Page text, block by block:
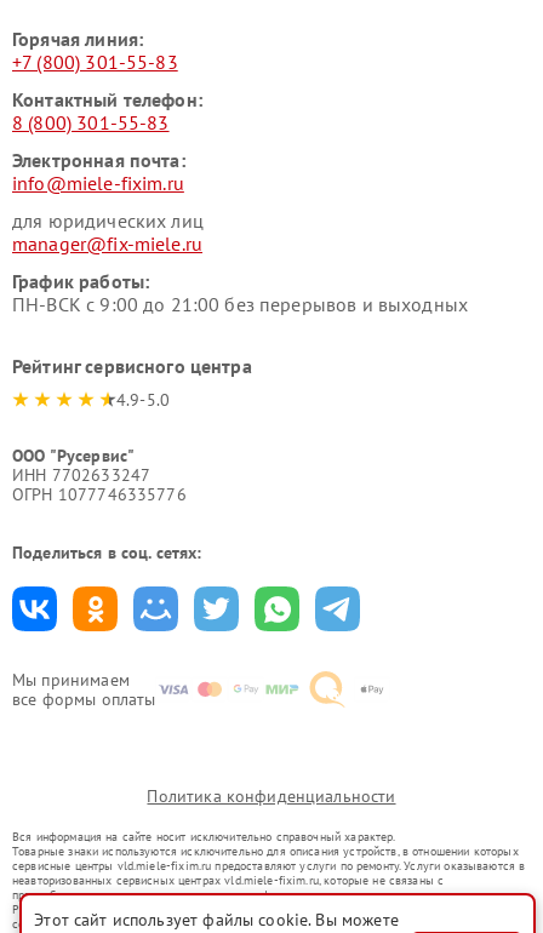
Мы принимаем
все формы оплаты
Горячая линия:
+7 (800) 301-55-83
Контактный телефон:
8 (800) 301-55-83
Электронная почта:
info@miele-fixim.ru
для юридических лиц
manager@fix-miele.ru
График работы:
ПН-ВСК с 9:00 до 21:00 без перерывов и выходных
Рейтинг сервисного центра
4.9-5.0
ООО "Русервис"
ИНН 7702633247
ОГРН 1077746335776
Поделиться в соц. сетях:
Политика конфиденциальности
Вся информация на сайте носит исключительно справочный характер.
Товарные знаки используются исключительно для описания устройств, в отношении которых
сервисные центры vld.miele-fixim.ru предоставляют услуги по ремонту. Услуги оказываются в
неавторизованных сервисных центрах vld.miele-fixim.ru, которые не связаны с
правообладателями товарных знаков или их официальными представителями.
Ремонт осуществляется для устройств, уже введенных в гражданский оборот в соответствии
со статьей 1487 ГК РФ.
Этот сайт использует файлы cookie. Вы можете